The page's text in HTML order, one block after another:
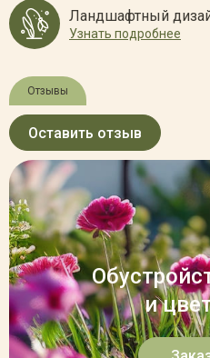
Ландшафтный
Узнать подробнее
Отзывы
Оставить отзыв
и